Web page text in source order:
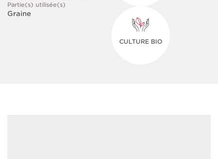
Partie(s) utilisée(s)
Graine
CULTURE BIO